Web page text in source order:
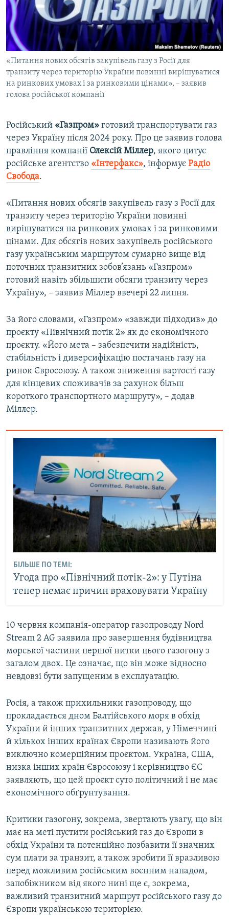
ВІДЕОУРОКИ «ELIFBE»
СВІДЧЕННЯ ОКУПАЦІЇ
УКРАЇНСЬКА ПРОБЛЕМА КРИМУ
ІНФОГРАФІКА
Русский
Qırımtatar
ДОЛУЧАЙСЯ!
«Питання нових обсягів закупівель газу з Росії для
транзиту через територію України повинні вирішуватися
на ринкових умовах і за ринковими цінами», – заявив
голова російської компанії
Російський «Газпром» готовий транспортувати газ
через Україну після 2024 року. Про це заявив голова
правління компанії Олексій Міллер, якого цитує
російське агентство «Інтерфакс», інформує Радіо
Свобода.​
«Питання нових обсягів закупівель газу з Росії для
транзиту через територію України повинні
вирішуватися на ринкових умовах і за ринковими
цінами. Для обсягів нових закупівель російського
газу українським маршрутом сумарно вище від
поточних транзитних зобов’язань «Газпром»
готовий навіть збільшити обсяги транзиту через
Україну», – заявив Міллер ввечері 22 липня.
За його словами, «Газпром» «завжди підходив» до
проєкту «Північний потік 2» як до економічного
проєкту. «Його мета – забезпечити надійність,
стабільність і диверсифікацію постачань газу на
ринок Євросоюзу. А також зниження вартості газу
для кінцевих споживачів за рахунок більш
короткого транспортного маршруту», – додав
Міллер.
БІЛЬШЕ ПО ТЕМІ:
Угода про «Північний потік-2»: у Путіна
тепер немає причин враховувати Україну
10 червня компанія-оператор газопроводу Nord
Stream 2 AG заявила про завершення будівництва
морської частини першої нитки цього газогону з
загалом двох. Це означає, що він може відносно
невдовзі бути запущеним в експлуатацію.
Росія, а також прихильники газопроводу, що
прокладається дном Балтійського моря в обхід
України й інших транзитних держав, у Німеччині
й кількох інших країнах Європи називають його
виключно комерційним проєктом. Україна, США,
низка інших країн Євросоюзу і керівництво ЄС
заявляють, що цей проєкт суто політичний і не має
економічного обґрунтування.
Критики газогону, зокрема, звертають увагу, що він
має на меті пустити російський газ до Європи в
обхід України та потенційно позбавити її значних
сум плати за транзит, а також зробити її вразливою
перед можливим російським воєнним нападом,
запобіжником від якого нині ще є, зокрема,
важливий транзитний маршрут російського газу до
Європи українською територією.